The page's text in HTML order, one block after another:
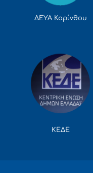
ΔΕΥΑ Κορίνθου
ΚΕΔΕ